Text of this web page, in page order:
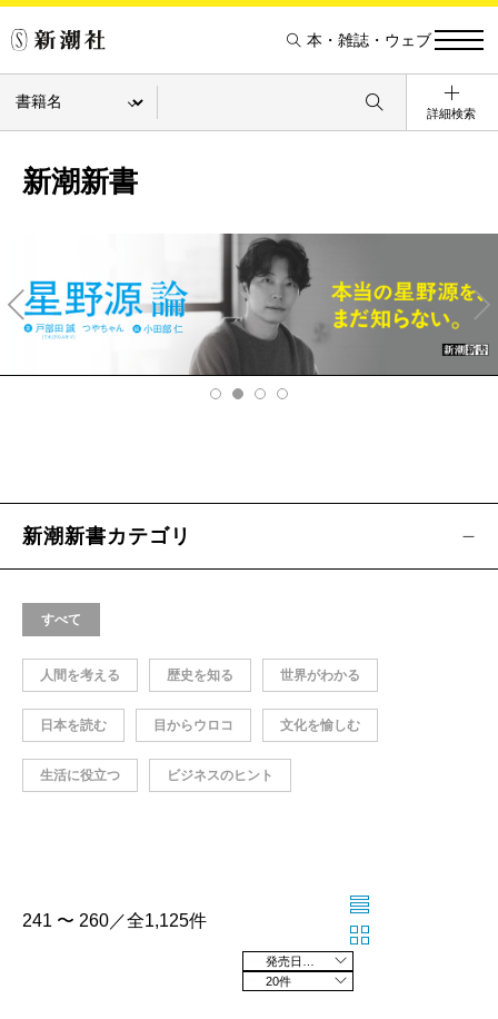
本・雑誌・ウェブ
詳細検索
新潮新書
v
Ne
xt
新潮新書カテゴリ
すべて
人間を考える 歴史を知る 世界がわかる
日本を読む 目からウロコ 文化を愉しむ
生活に役立つ ビジネスのヒント
241 〜 260／全1,125件
20件